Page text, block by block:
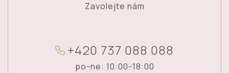
Zavolejte nám
+420 737 088 088
po-ne: 10:00-18:00